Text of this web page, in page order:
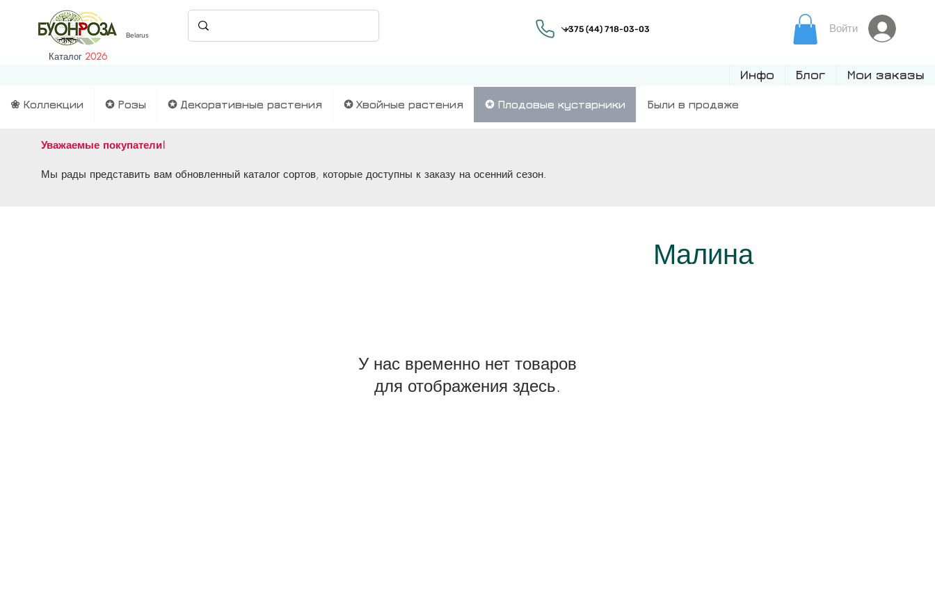
Belarus
Каталог 2026
Войти
Инфо Блог Мои заказы
❀ Коллекции ✪ Розы ✪ Декоративные растения ✪ Хвойные растения ✪ Плодовые кустарники Были в продаже
Уважаемые покупатели!
Мы рады представить вам обновленный каталог сортов, которые доступны к заказу на осенний сезон.
Малина
У нас временно нет товаров
для отображения здесь.